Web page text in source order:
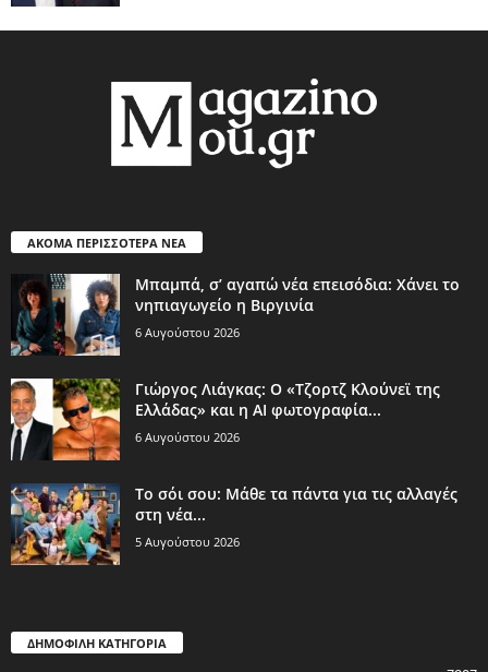
ΑΚΟΜΑ ΠΕΡΙΣΣΟΤΕΡΑ ΝΕΑ
Μπαμπά, σ’ αγαπώ νέα επεισόδια: Χάνει το
νηπιαγωγείο η Βιργινία
6 Αυγούστου 2026
Γιώργος Λιάγκας: Ο «Τζορτζ Κλούνεϊ της
Ελλάδας» και η AI φωτογραφία...
6 Αυγούστου 2026
Το σόι σου: Μάθε τα πάντα για τις αλλαγές
στη νέα...
5 Αυγούστου 2026
ΔΗΜΟΦΙΛΗ ΚΑΤΗΓΟΡΙΑ